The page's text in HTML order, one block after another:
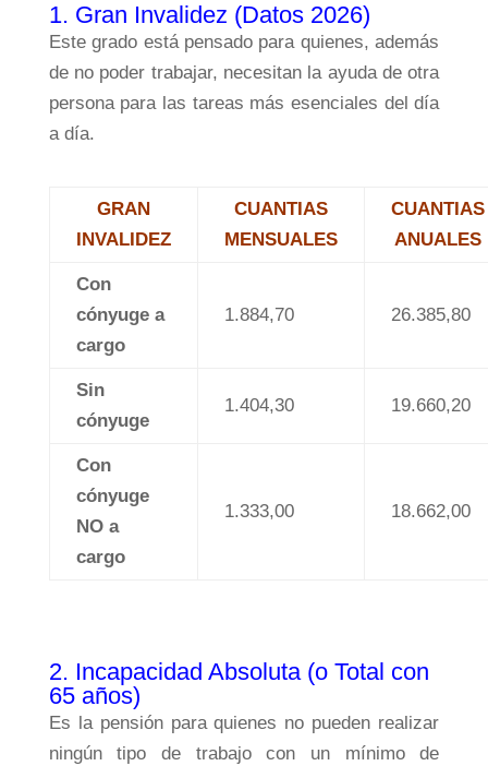
1. Gran Invalidez (Datos 2026)
Este grado está pensado para quienes, además
de no poder trabajar, necesitan la ayuda de otra
persona para las tareas más esenciales del día
a día.
GRAN
INVALIDEZ
CUANTIAS
MENSUALES
CUANTIAS
ANUALES
Con
cónyuge a
cargo
1.884,70 26.385,80
Sin
cónyuge
1.404,30 19.660,20
Con
cónyuge
NO a
cargo
1.333,00 18.662,00
2. Incapacidad Absoluta (o Total con
65 años)
Es la pensión para quienes no pueden realizar
ningún tipo de trabajo con un mínimo de